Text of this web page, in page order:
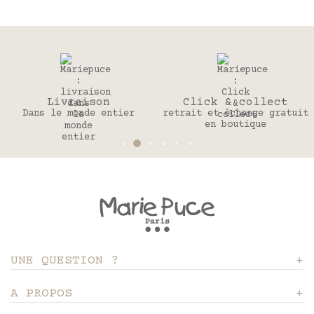
Livraison
Dans le monde entier
Click & collect
retrait et échange gratuit
en boutique
UNE QUESTION ?
A PROPOS